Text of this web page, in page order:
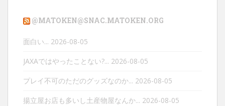
@MATOKEN@SNAC.MATOKEN.ORG
面白い... 2026-08-05
JAXAではやったことない?... 2026-08-05
プレイ不可のただのグッズなのか... 2026-08-05
揚立屋お店も多いし土産物屋なんか... 2026-08-05